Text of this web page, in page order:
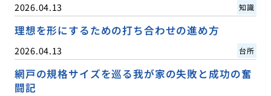
2026.04.13 知識
理想を形にするための打ち合わせの進め方
2026.04.13 台所
網戸の規格サイズを巡る我が家の失敗と成功の奮
闘記